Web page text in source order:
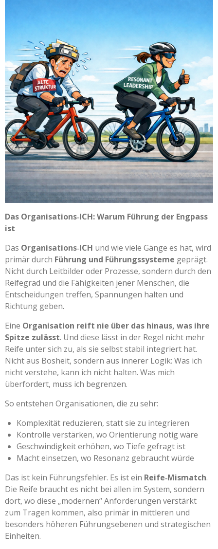
Das Organisations‑ICH: Warum Führung der Engpass
ist
Das Organisations‑ICH und wie viele Gänge es hat, wird
primär durch Führung und Führungssysteme geprägt.
Nicht durch Leitbilder oder Prozesse, sondern durch den
Reifegrad und die Fähigkeiten jener Menschen, die
Entscheidungen treffen, Spannungen halten und
Richtung geben.
Eine Organisation reift nie über das hinaus, was ihre
Spitze zulässt. Und diese lässt in der Regel nicht mehr
Reife unter sich zu, als sie selbst stabil integriert hat.
Nicht aus Bosheit, sondern aus innerer Logik: Was ich
nicht verstehe, kann ich nicht halten. Was mich
überfordert, muss ich begrenzen.
So entstehen Organisationen, die zu sehr:
Komplexität reduzieren, statt sie zu integrieren
Kontrolle verstärken, wo Orientierung nötig wäre
Geschwindigkeit erhöhen, wo Tiefe gefragt ist
Macht einsetzen, wo Resonanz gebraucht würde
Das ist kein Führungsfehler. Es ist ein Reife‑Mismatch.
Die Reife braucht es nicht bei allen im System, sondern
dort, wo diese „modernen“ Anforderungen verstärkt
zum Tragen kommen, also primär in mittleren und
besonders höheren Führungsebenen und strategischen
Einheiten.